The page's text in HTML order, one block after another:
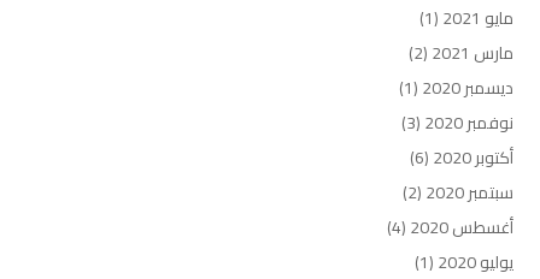
مايو 2021
(1)
مارس 2021
(2)
ديسمبر 2020
(1)
نوفمبر 2020
(3)
أكتوبر 2020
(6)
سبتمبر 2020
(2)
أغسطس 2020
(4)
يوليو 2020
(1)